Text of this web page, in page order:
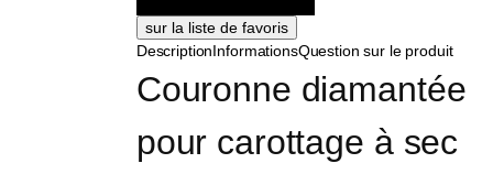
DescriptionInformationsQuestion sur le produit
Couronne diamantée
pour carottage à sec